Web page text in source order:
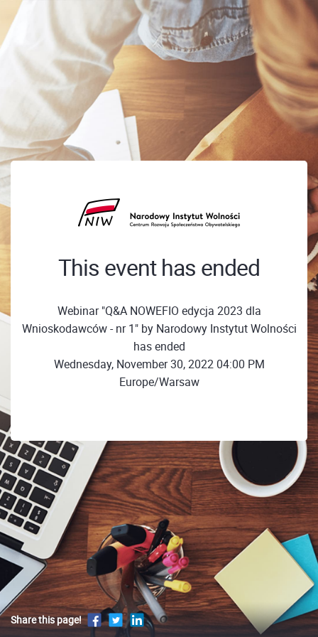
This event has ended
Webinar "Q&A NOWEFIO edycja 2023 dla
Wnioskodawców - nr 1" by Narodowy Instytut Wolności
has ended
Wednesday, November 30, 2022 04:00 PM
Europe/Warsaw
Share this page!